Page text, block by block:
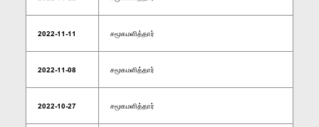
2022-11-11 சமூகமளித்தார்
2022-11-08 சமூகமளித்தார்
2022-10-27 சமூகமளித்தார்